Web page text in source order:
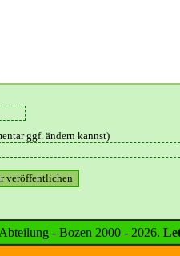
ggf. ändern kannst)
- Bozen 2000 - 2026.